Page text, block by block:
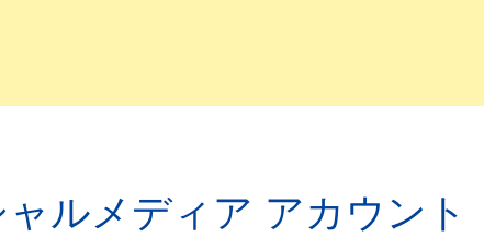
用試験（係長級（事務））～
ルメディア アカウント